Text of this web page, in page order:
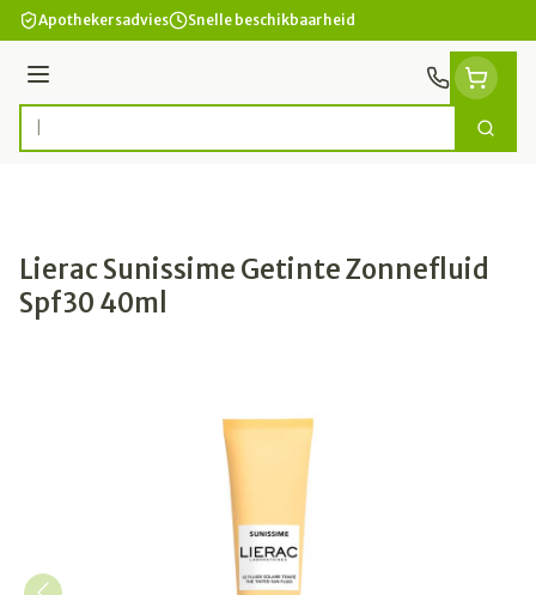
Ga naar de inhoud
Apothekersadvies Snelle beschikbaarheid
Menu
Product, merk, categorie... Zoek
Lierac Sunissime Getinte Zonnefluid
Spf30 40ml